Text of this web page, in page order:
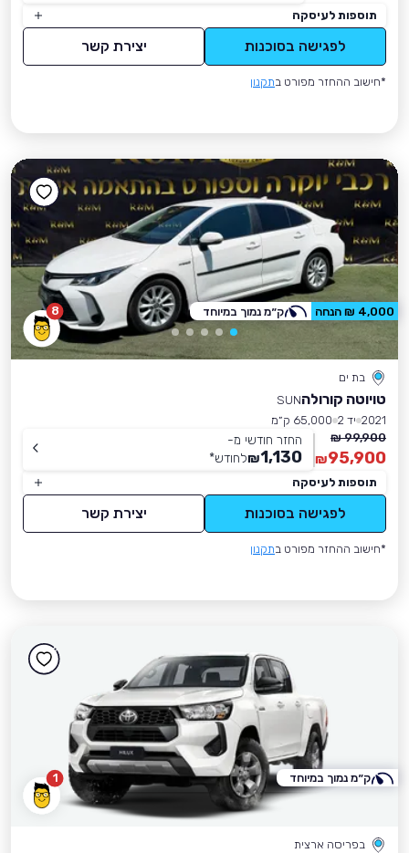
תוספות לעיסקה
לפגישה בסוכנות יצירת קשר
*חישוב ההחזר מפורט בתקנון
8
בת ים
טויוטה קורולהSUN
2021 יד 2
65,000 ק״מ
99,900 ₪
95,900
₪
החזר חודשי מ-
1,130
₪לחודש*
תוספות לעיסקה
לפגישה בסוכנות יצירת קשר
*חישוב ההחזר מפורט בתקנון
4,000 ₪ הנחה ק״מ נמוך במיוחד
1
בפריסה ארצית
ק״מ נמוך במיוחד